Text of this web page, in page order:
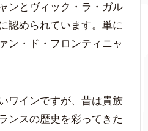
ンとヴィック・ラ・ガル
認められています。単に
ン・ド・フロンティニャ
ワインですが、昔は貴族
ンスの歴史を彩ってきた